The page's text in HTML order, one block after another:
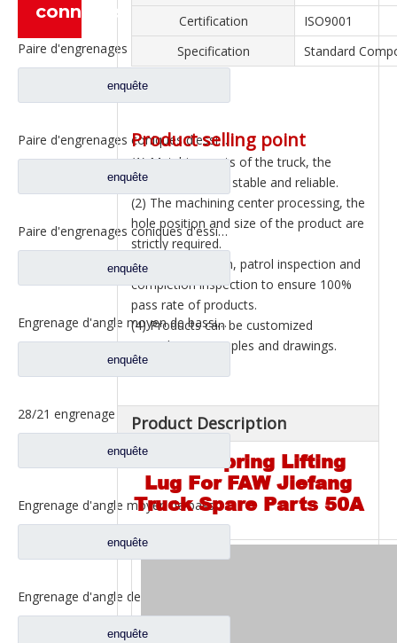
connexes
Paire d'engrenages coniques à essieu moyen 27/18 pour pièces de rechange de camion Ankai & BENZ Foton Auman HFF2502040/41CK1BZ
enquête
Paire d'engrenages coniques d'essieu arrière 21/28 pour pièces de rechange de camion Ankai & BENZ Foton Auman HFF2402038/39CK1BZ
enquête
Paire d'engrenages coniques d'essieu arrière 18/27 pour pièces de rechange de camion Ankai & BENZ Foton Auman HFF2402040/41CK1BZ
enquête
Engrenage d'angle moyen de bassin de pont pour les pièces de rechange 42104456 de camion de SAIC Hongyan
enquête
enquête
Engrenage d'angle moyen de bassin de pont pour les pièces de rechange 5801845742 de camion de SAIC Hongyan
enquête
enquête
Certification
ISO9001
Specification
Standard
Product selling point
(1) Matching parts of the truck, the
product quality is stable and reliable.
(2) The machining center processing, the
hole position and size of the product are
strictly required.
(3) Self inspection, patrol inspection and
completion inspection to ensure 100%
pass rate of products.
(4) Products can be customized
according to samples and drawings.
Product Description
Front Spring Lifting
Lug For FAW Jiefang
Truck Spare Parts 50A